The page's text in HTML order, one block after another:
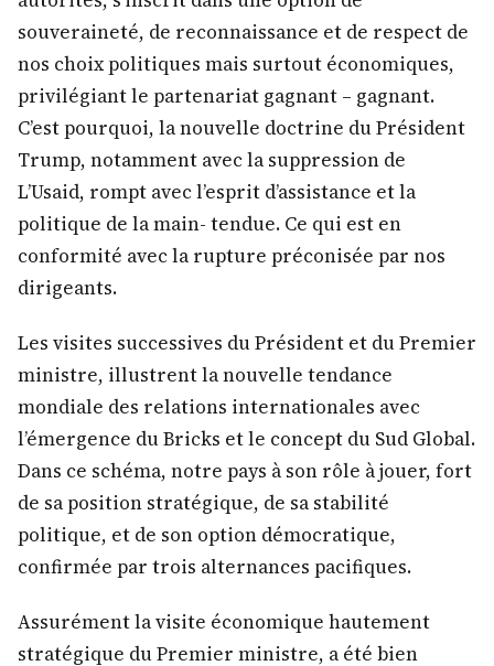
souveraineté, de reconnaissance et de respect de
nos choix politiques mais surtout économiques,
privilégiant le partenariat gagnant – gagnant.
C’est pourquoi, la nouvelle doctrine du Président
Trump, notamment avec la suppression de
L’Usaid, rompt avec l’esprit d’assistance et la
politique de la main- tendue. Ce qui est en
conformité avec la rupture préconisée par nos
dirigeants.
Les visites successives du Président et du Premier
ministre, illustrent la nouvelle tendance
mondiale des relations internationales avec
l’émergence du Bricks et le concept du Sud Global.
Dans ce schéma, notre pays à son rôle à jouer, fort
de sa position stratégique, de sa stabilité
politique, et de son option démocratique,
confirmée par trois alternances pacifiques.
Assurément la visite économique hautement
stratégique du Premier ministre, a été bien